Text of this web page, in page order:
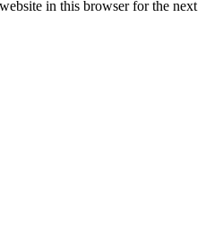
in this browser for the next